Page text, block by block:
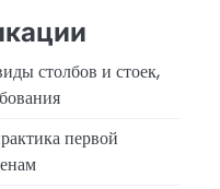
столбов и стоек,
первой